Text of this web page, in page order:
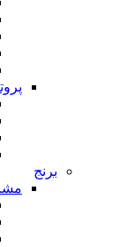
برنج